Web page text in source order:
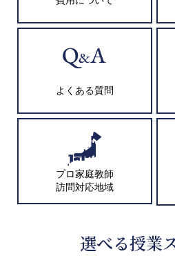
よくある質問
プロ家庭教師
訪問対応地域
選べる授業